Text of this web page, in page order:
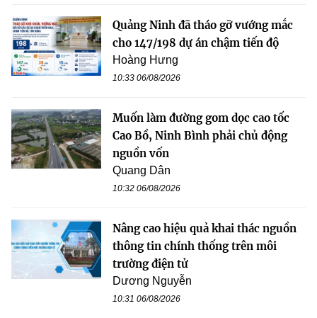
Quảng Ninh đã tháo gỡ vướng mắc
cho 147/198 dự án chậm tiến độ
Hoàng Hưng
10:33 06/08/2026
Muốn làm đường gom dọc cao tốc
Cao Bồ, Ninh Bình phải chủ động
nguồn vốn
Quang Dân
10:32 06/08/2026
Nâng cao hiệu quả khai thác nguồn
thông tin chính thống trên môi
trường điện tử
Dương Nguyễn
10:31 06/08/2026